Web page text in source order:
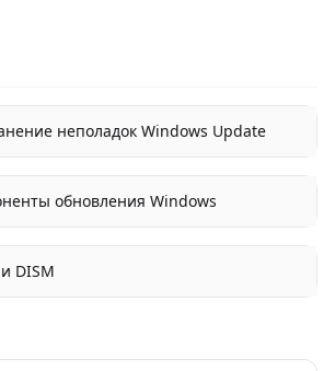
неполадок Windows Update
обновления Windows
DISM